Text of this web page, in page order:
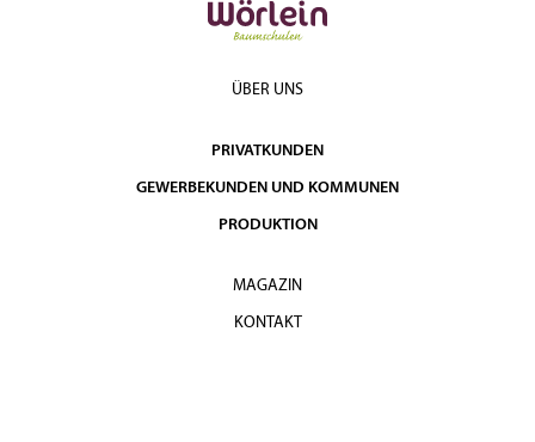
ÜBER UNS
PRIVATKUNDEN
GEWERBEKUNDEN UND KOMMUNEN
PRODUKTION
MAGAZIN
KONTAKT